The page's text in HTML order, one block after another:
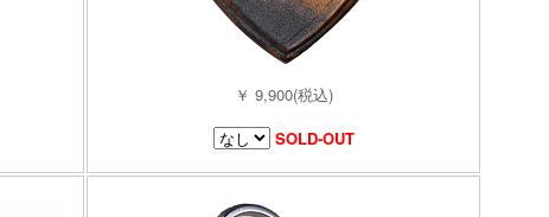
￥ 9,900(税込)
SOLD-OUT